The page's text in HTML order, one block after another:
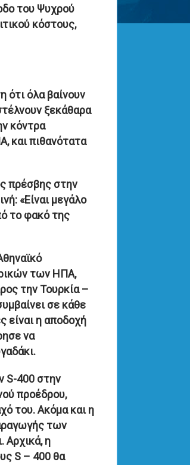
του Ψυχρού
κόστους,
ότι όλα βαίνουν
ξεκάθαρα
κόντρα
και πιθανότατα
πρέσβης στην
«Eίναι μεγάλο
το φακό της
των ΗΠΑ,
την Τουρκία –
σε κάθε
είναι η αποδοχή
να
S-400 στην
προέδρου,
του. Ακόμα και η
των
Αρχικά, η
S – 400 θα